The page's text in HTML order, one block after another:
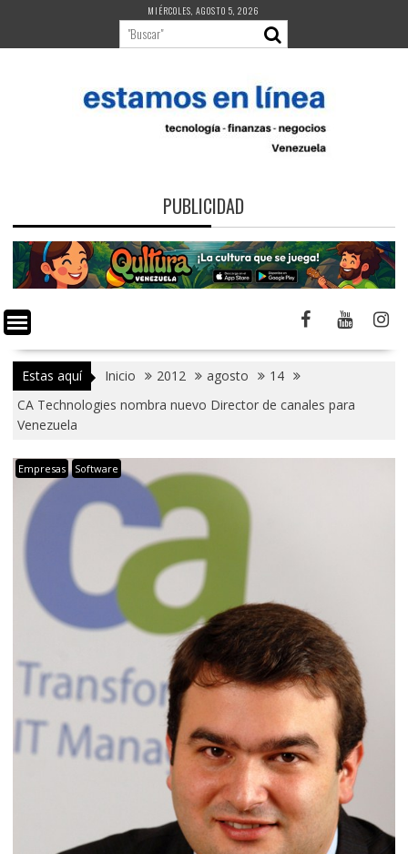
contenido
MIÉRCOLES, AGOSTO 5, 2026
PUBLICIDAD
Estas aquí Inicio 2012 agosto
14
CA Technologies nombra nuevo Director de canales para
Venezuela
Empresas Software